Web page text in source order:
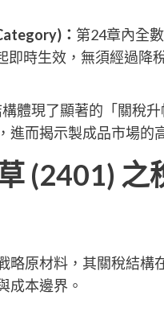
： 第24章內全
即時生效，無須經過降
體現了顯著的「關稅
進而揭示製成品市場的
(2401) 之
略原材料，其關稅結構
成本邊界。